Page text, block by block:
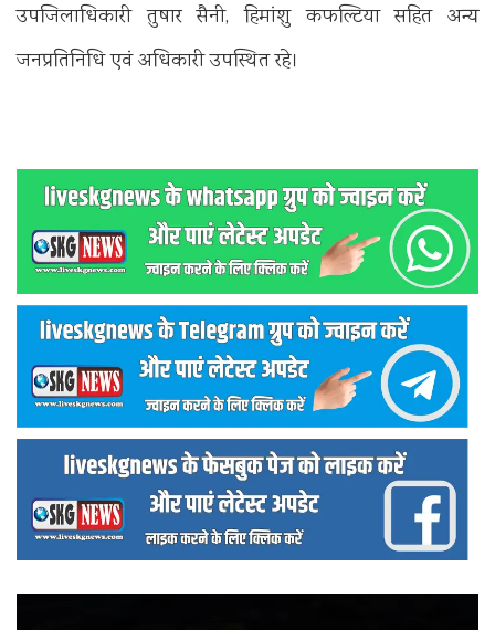
उपजिलाधिकारी तुषार सैनी, हिमांशु कफल्टिया सहित अन्य
जनप्रतिनिधि एवं अधिकारी उपस्थित रहे।